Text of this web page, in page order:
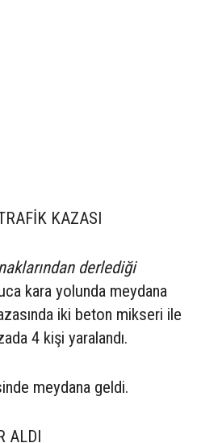
KAZASI
derlediği
kara yolunda meydana
iki beton mikseri ile
4 kişi yaralandı.
meydana geldi.
ALDI